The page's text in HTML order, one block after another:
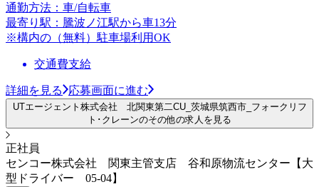
通勤方法：車/自転車
最寄り駅：騰波ノ江駅から車13分
※構内の（無料）駐車場利用OK
交通費支給
詳細を見る 応募画面に進む
UTエージェント株式会社 北関東第二CU_茨城県筑西市_フォークリフ
ト･クレーンのその他の求人を見る
正社員
センコー株式会社 関東主管支店 谷和原物流センター【大
型ドライバー 05-04】